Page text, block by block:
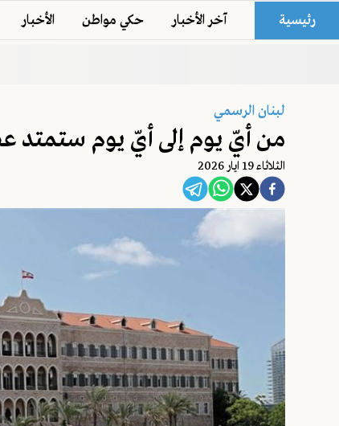
رئيسية آخر الأخبار حكي مواطن الأخبار
لبنان الرسمي
من أيّ يوم إلى أيّ يوم ستمتد
الثلاثاء 19 ايار 2026